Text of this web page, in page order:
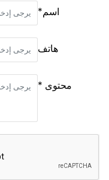
اسم*
هاتف
محتوى *